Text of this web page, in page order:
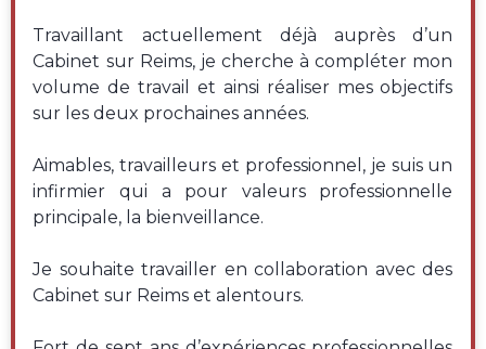
Travaillant actuellement déjà auprès d’un
Cabinet sur Reims, je cherche à compléter mon
volume de travail et ainsi réaliser mes objectifs
sur les deux prochaines années.
Aimables, travailleurs et professionnel, je suis un
infirmier qui a pour valeurs professionnelle
principale, la bienveillance.
Je souhaite travailler en collaboration avec des
Cabinet sur Reims et alentours.